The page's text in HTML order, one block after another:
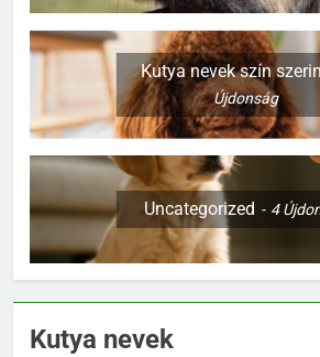
Kutya nevek szín
Újdonság
Uncategorized 4
Kutya nevek